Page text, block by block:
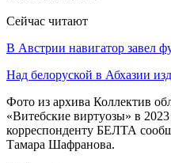
Сейчас читают
В Австрии навигатор завел
Над белоруской в Абхазии
Фото из архива Коллектив
«Витебские виртуозы» в
корреспонденту БЕЛТА
Тамара Шафранова.